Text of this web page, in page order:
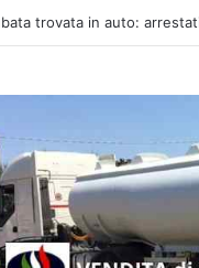
alla mafia in un micro